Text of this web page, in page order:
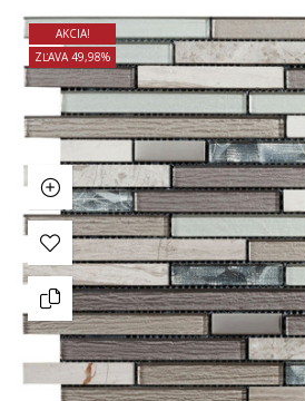
AKCIA!
ZĽAVA 49,98%